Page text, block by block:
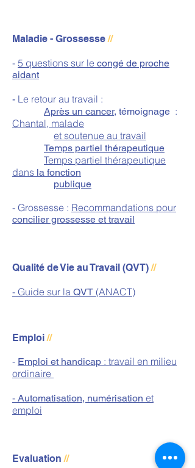
Maladie - Grossesse//
- 5 questions sur le congé de proche
aidant
- Le retour au travail :
Après un cancer, témoignage :
Chantal, malade
et soutenue au travail
Temps partiel thérapeutique
Temps partiel thérapeutique
dans la fonction
publique
- Grossesse : Recommandations pour
concilier grossesse et travail
Qualité de Vie au Travail (QVT)//
- Guide sur la QVT (ANACT)
Emploi//
- Emploi et handicap : travail en milieu
ordinaire
- Automatisation, numérisation et
emploi
Evaluation//